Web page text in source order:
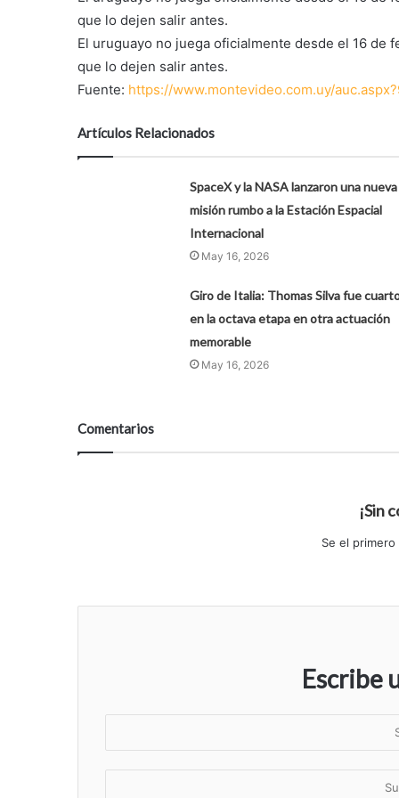
que lo dejen salir antes.
El uruguayo no juega oficialmente desde el 16 de
que lo dejen salir antes.
Fuente: https://www.montevideo.com.uy/
Artículos Relacionados
SpaceX y la NASA lanzaron una nueva
misión rumbo a la Estación Espacial
Internacional
May 16, 2026
Giro de Italia: Thomas Silva fue
en la octava etapa en otra actuación
memorable
May 16, 2026
Comentarios
¡Sin
Se el
Escribe